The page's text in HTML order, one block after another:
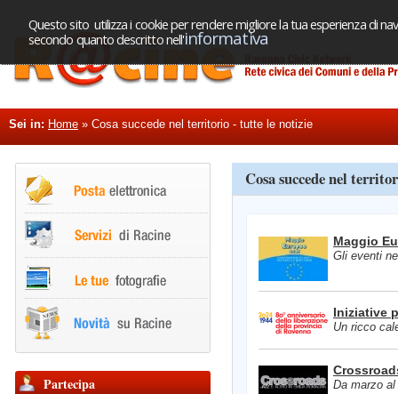
Questo sito utilizza i cookie per rendere migliore la tua esperienza di
secondo quanto descritto nell'informativa
Sei in: Home » Cosa succede nel territorio - tutte le notizie
Partecipa
Cosa succede nel
Maggio
Gli eventi
Iniziative
Un ricco
Da marzo al